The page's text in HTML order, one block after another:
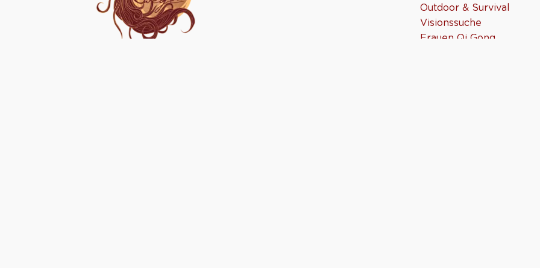
Outdoor & Survival
Visionssuche
Frauen Qi Gong